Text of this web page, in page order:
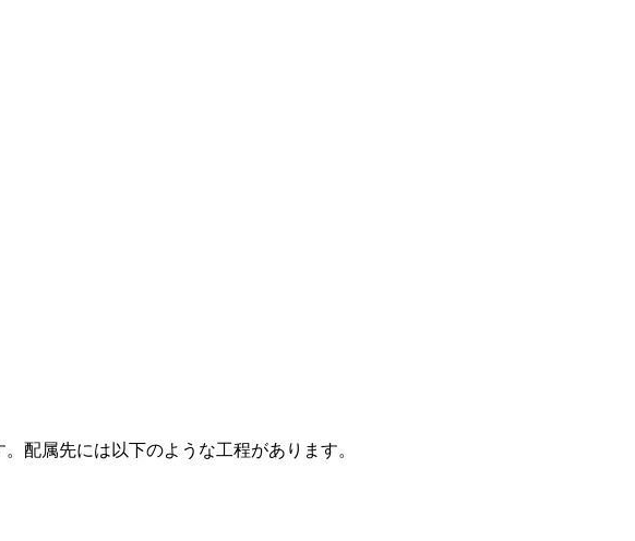
配属先には以下のような工程があります。